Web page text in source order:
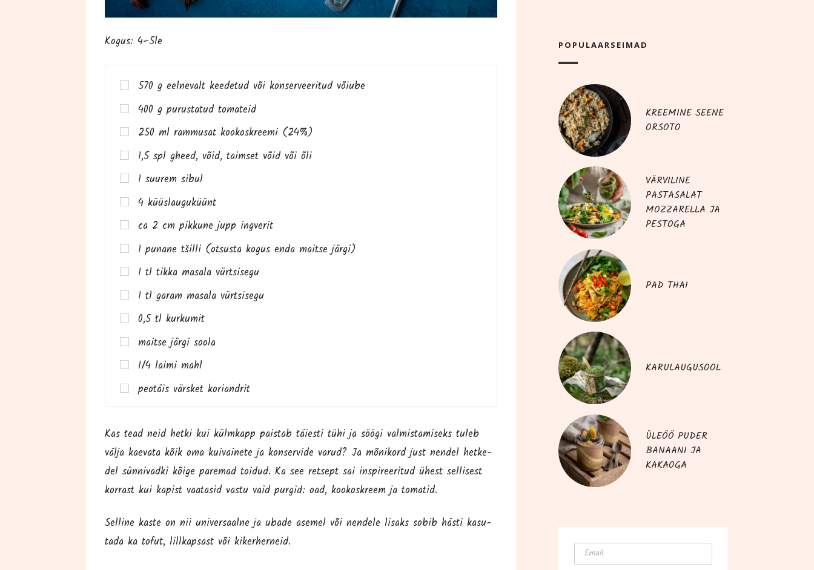
Kogus: 4–5le
570 g eel­ne­valt kee­de­tud või kon­ser­vee­ri­tud võiube
400 g purus­ta­tud tomateid
250 ml ram­mu­sat koo­kos­kree­mi (24%)
1,5 spl gheed, võid, taim­set võid või õli
1 suu­rem sibul
4 küüs­lau­gu­küünt
ca 2 cm pik­ku­ne jupp ingverit
1 puna­ne tšil­li (otsus­ta kogus enda mait­se järgi)
1 tl tik­ka mas­ala vürtsisegu
1 tl garam mas­ala vürtsisegu
0,5 tl kurkumit
mait­se jär­gi soola
1/4 lai­mi mahl
peo­täis värs­ket koriandrit
Kas tead neid het­ki kui külm­kapp pais­tab täies­ti tühi ja söö­gi val­mis­ta­miseks tuleb
väl­ja kae­va­ta kõik oma kuiv­ai­ne­te ja kon­ser­vi­de varud? Ja mõni­kord just nen­del het­ke­
del sün­nivad­ki kõi­ge pare­mad toi­dud. Ka see ret­sept sai ins­pi­ree­ri­tud ühest sel­li­sest
kor­rast kui kapist vaata­sid vas­tu vaid pur­gid: oad, koo­kos­kreem ja tomatid.
Sel­li­ne kas­te on nii uni­ver­saal­ne ja uba­de ase­mel või nen­de­le lisaks sobib häs­ti kasu­
ta­da ka tofut, lill­kap­sast või kikerherneid.
POPU­LAAR­SEI­MAD
KREEMINE SEENE
ORSOTO
VÄRVILINE
PASTASALAT
MOZZARELLA JA
PESTOGA
PAD THAI
KARULAUGUSOOL
ÜLEÖÖ PUDER
BANAANI JA
KAKAOGA